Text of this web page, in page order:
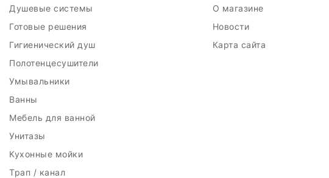
Душевые системы
Готовые решения
Гигиенический душ
Полотенцесушители
Умывальники
Ванны
Мебель для ванной
Унитазы
Кухонные мойки
Трап / канал
О магазине
Новости
Карта сайта